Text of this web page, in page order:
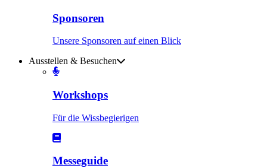
Sponsoren
Unsere Sponsoren auf einen Blick
Ausstellen & Besuchen
Workshops
Für die Wissbegierigen
Messeguide